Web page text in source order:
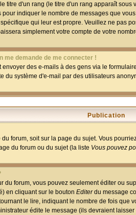
titre d'un rang (le titre d'un rang apparaît
indiquer le nombre de messages que
qui leur est propre. Veuillez ne pas
simplement votre compte de votre
me demande de me connecter !
des e-mails à des gens via le
du système d'e-mail par des utilisateurs
Publication
forum, soit sur la page du sujet. Vous
du forum ou du sujet (la liste Vous pouvez
du forum, vous pouvez seulement éditer ou
en cliquant sur le bouton Editerdu message
le lire, indiquant le nombre de fois que
édite le message (ils devraient